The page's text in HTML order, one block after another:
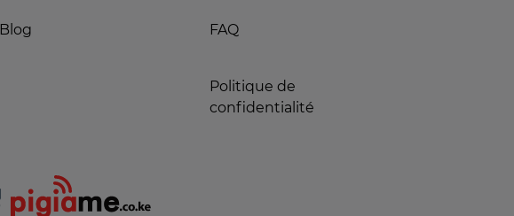
Blog FAQ
Politique de
confidentialité